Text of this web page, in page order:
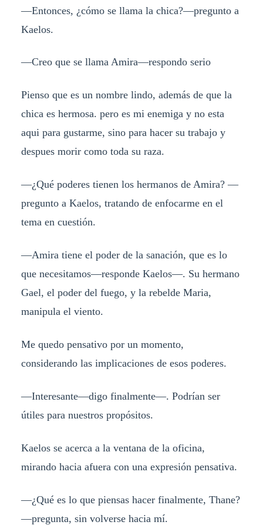
—Entonces, ¿cómo se llama la chica?—pregunto a
Kaelos.
—Creo que se llama Amira—respondo serio
Pienso que es un nombre lindo, además de que la
chica es hermosa. pero es mi enemiga y no esta
aqui para gustarme, sino para hacer su trabajo y
despues morir como toda su raza.
—¿Qué poderes tienen los hermanos de Amira? —
pregunto a Kaelos, tratando de enfocarme en el
tema en cuestión.
—Amira tiene el poder de la sanación, que es lo
que necesitamos—responde Kaelos—. Su hermano
Gael, el poder del fuego, y la rebelde Maria,
manipula el viento.
Me quedo pensativo por un momento,
considerando las implicaciones de esos poderes.
—Interesante—digo finalmente—. Podrían ser
útiles para nuestros propósitos.
Kaelos se acerca a la ventana de la oficina,
mirando hacia afuera con una expresión pensativa.
—¿Qué es lo que piensas hacer finalmente, Thane?
—pregunta, sin volverse hacia mí.